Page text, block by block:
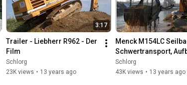
3:17
Trailer - Liebherr R962 - Der
Film
Schlorg
23K views • 13 years ago
Menck M154LC
Schwertransport,
und Einsatz der
Menck M154LC
Schlorg
43K views • 13 years ago